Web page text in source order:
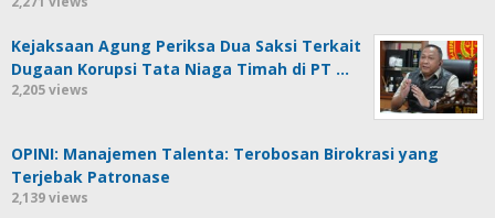
Kejaksaan Agung Periksa Dua Saksi Terkait
Dugaan Korupsi Tata Niaga Timah di PT …
2,205 views
OPINI: Manajemen Talenta: Terobosan Birokrasi yang
Terjebak Patronase
2,139 views